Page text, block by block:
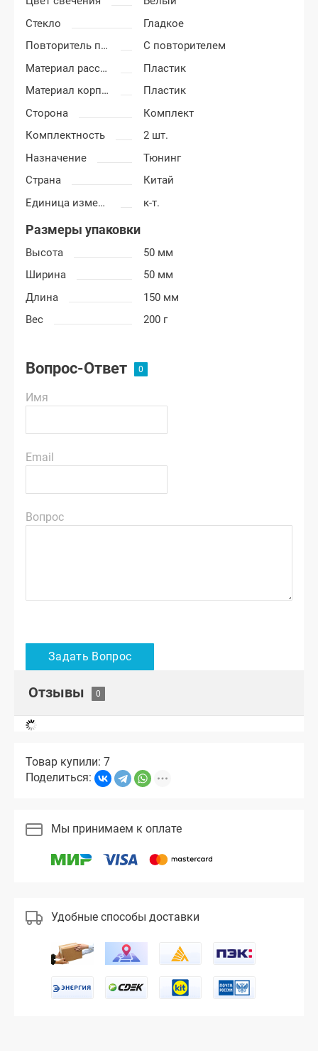
Стекло
Гладкое
Повторитель поворота
С повторителем
Материал рассеивателя
Пластик
Материал корпуса
Пластик
Сторона
Комплект
Комплектность
2 шт.
Назначение
Тюнинг
Страна
Китай
Единица измерения
к-т.
Размеры упаковки
Высота
50 мм
Ширина
50 мм
Длина
150 мм
Вес
200 г
Вопрос-Ответ
Имя
Email
Вопрос
Отзывы
Товар купили: 7
Поделиться:
Мы принимаем к оплате
Удобные способы доставки